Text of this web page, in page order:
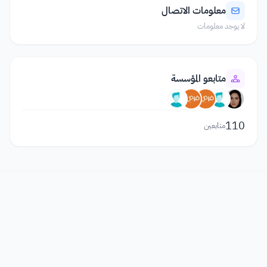
معلومات الاتصال
لا يوجد معلومات
متابعو المؤسسة
110متابعين